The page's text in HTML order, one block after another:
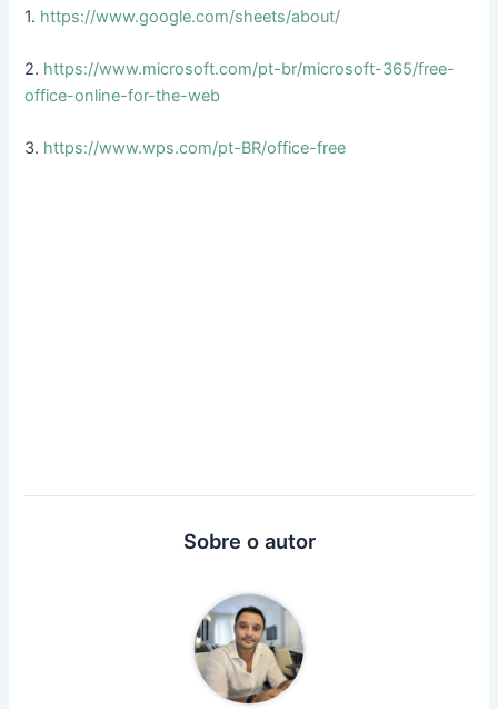
1. https://www.google.com/sheets/about/
2. https://www.microsoft.com/pt-br/microsoft-365/free-
office-online-for-the-web
3. https://www.wps.com/pt-BR/office-free
Sobre o autor